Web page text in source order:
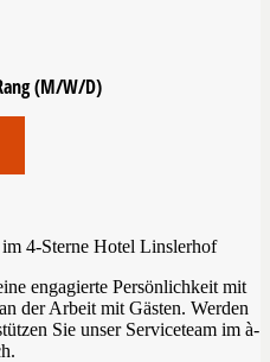
(M/W/D)
im 4-Sterne Hotel Linslerhof
engagierte Persönlichkeit mit
der Arbeit mit Gästen. Werden
Sie unser Serviceteam im à-